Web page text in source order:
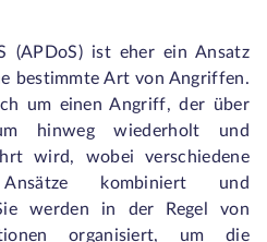
(APDoS) ist eher ein Ansatz
bestimmte Art von Angriffen.
um einen Angriff, der über
hinweg wiederholt und
wird, wobei verschiedene
kombiniert und
werden in der Regel von
organisiert, um die